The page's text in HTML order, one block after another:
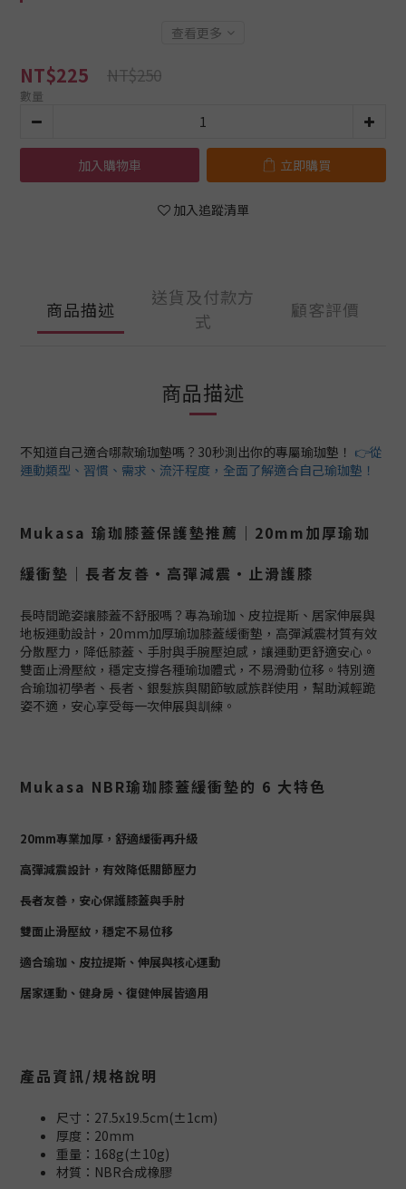
查看更多
NT$225 NT$250
數量
加入購物車 立即購買
加入追蹤清單
商品描述
送貨及付款方
式
顧客評價
商品描述
不知道自己適合哪款瑜珈墊嗎？30秒測出你的專屬瑜珈墊！ 👉從
運動類型、習慣、需求、流汗程度，全面了解適合自己瑜珈墊！
Mukasa 瑜珈膝蓋保護墊推薦｜20mm加厚瑜珈
緩衝墊｜長者友善・高彈減震・止滑護膝
長時間跪姿讓膝蓋不舒服嗎？專為瑜珈、皮拉提斯、居家伸展與
地板運動設計，20mm加厚瑜珈膝蓋緩衝墊，高彈減震材質有效
分散壓力，降低膝蓋、手肘與手腕壓迫感，讓運動更舒適安心。
雙面止滑壓紋，穩定支撐各種瑜珈體式，不易滑動位移。特別適
合瑜珈初學者、長者、銀髮族與關節敏感族群使用，幫助減輕跪
姿不適，安心享受每一次伸展與訓練。
Mukasa NBR瑜珈膝蓋緩衝墊的 6 大特色
20mm專業加厚，舒適緩衝再升級
高彈減震設計，有效降低關節壓力
長者友善，安心保護膝蓋與手肘
雙面止滑壓紋，穩定不易位移
適合瑜珈、皮拉提斯、伸展與核心運動
居家運動、健身房、復健伸展皆適用
產品資訊/規格說明
尺寸：27.5x19.5cm(±1cm)
厚度：20mm
重量：168g(±10g)
材質：NBR合成橡膠